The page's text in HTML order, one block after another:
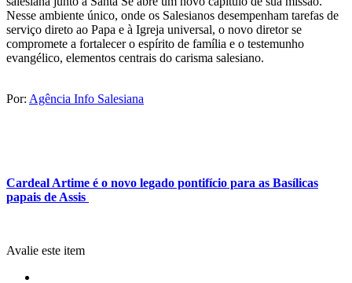
Nesse ambiente único, onde os Salesianos desempenham tarefas de
serviço direto ao Papa e à Igreja universal, o novo diretor se
compromete a fortalecer o espírito de família e o testemunho
evangélico, elementos centrais do carisma salesiano.
Por: Agência Info Salesiana
Cardeal Artime é o novo legado pontifício para as Basílicas
papais de Assis
Avalie este item